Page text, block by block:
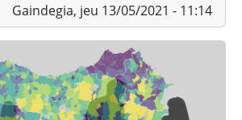
Gaindegia, jeu 13/05/2021 - 11:14